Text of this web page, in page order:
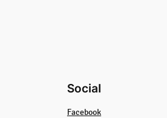
Social
Facebook